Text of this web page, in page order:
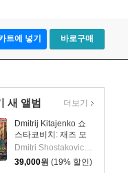
트에 넣기 바로구매
새 앨범
Dmitrij Kitajenko 쇼
스타코비치: 재즈 모
음곡, 발레 모음곡, 협
주곡들
(Shostakovich: Jazz
Dmitri Shostakovich 작곡 외 6명
39,000원 (19% 할인)
더보기